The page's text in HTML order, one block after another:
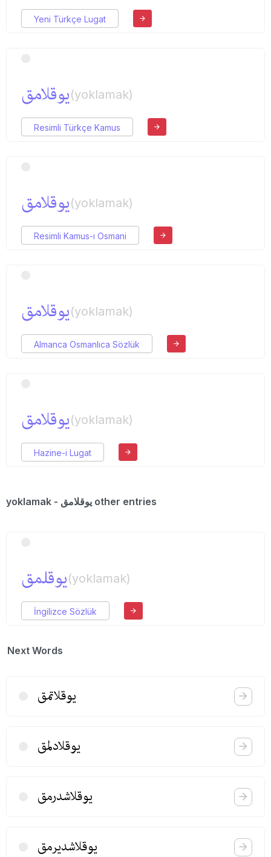
Yeni Türkçe Lugat
یوقلامق(yoklamak)
Resimli Türkçe Kamus
یوقلامق(yoklamak)
Resimli Kamus-ı Osmani
یوقلامق(yoklamak)
Almanca Osmanlıca Sözlük
یوقلامق(yoklamak)
Hazine-i Lugat
yoklamak - یوقلامق other entries
یوقلمق(yoklamak)
İngilizce Sözlük
Next Words
یوقلاتمق
یوقلادلمق
یوقلاشدرمق
یوقلاشدیرمق